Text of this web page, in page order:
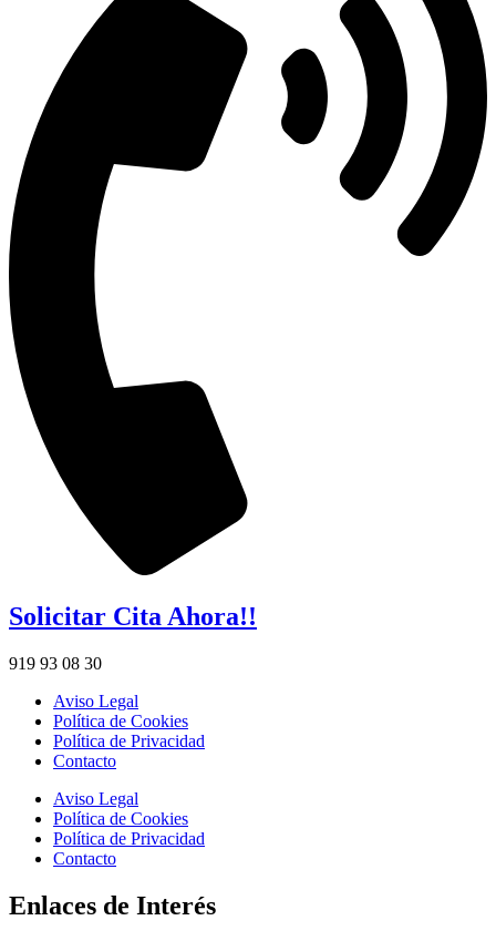
Solicitar Cita Ahora!!
919 93 08 30
Aviso Legal
Política de Cookies
Política de Privacidad
Contacto
Aviso Legal
Política de Cookies
Política de Privacidad
Contacto
Enlaces de Interés